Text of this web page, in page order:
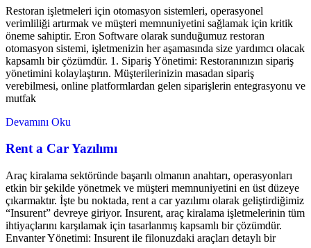
Restoran işletmeleri için otomasyon sistemleri, operasyonel
verimliliği artırmak ve müşteri memnuniyetini sağlamak için kritik
öneme sahiptir. Eron Software olarak sunduğumuz restoran
otomasyon sistemi, işletmenizin her aşamasında size yardımcı olacak
kapsamlı bir çözümdür. 1. Sipariş Yönetimi: Restoranınızın sipariş
yönetimini kolaylaştırın. Müşterilerinizin masadan sipariş
verebilmesi, online platformlardan gelen siparişlerin entegrasyonu ve
mutfak
Devamını Oku
Rent a Car Yazılımı
Araç kiralama sektöründe başarılı olmanın anahtarı, operasyonları
etkin bir şekilde yönetmek ve müşteri memnuniyetini en üst düzeye
çıkarmaktır. İşte bu noktada, rent a car yazılımı olarak geliştirdiğimiz
“Insurent” devreye giriyor. Insurent, araç kiralama işletmelerinin tüm
ihtiyaçlarını karşılamak için tasarlanmış kapsamlı bir çözümdür.
Envanter Yönetimi: Insurent ile filonuzdaki araçları detaylı bir